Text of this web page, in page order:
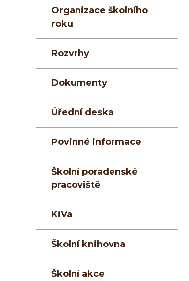
Organizace školního
roku
Rozvrhy
Dokumenty
Úřední deska
Povinné informace
Školní poradenské
pracoviště
KiVa
Školní knihovna
Školní akce